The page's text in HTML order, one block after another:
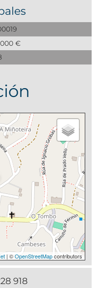
€
| ©OpenStreetMapcontributors
918